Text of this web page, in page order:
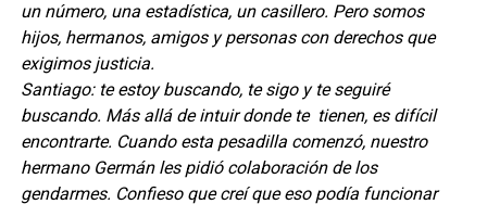
un número, una estadística, un casillero. Pero somos
hijos, hermanos, amigos y personas con derechos que
exigimos justicia.
Santiago: te estoy buscando, te sigo y te seguiré
buscando. Más allá de intuir donde te tienen, es difícil
encontrarte. Cuando esta pesadilla comenzó, nuestro
hermano Germán les pidió colaboración de los
gendarmes. Confieso que creí que eso podía funcionar